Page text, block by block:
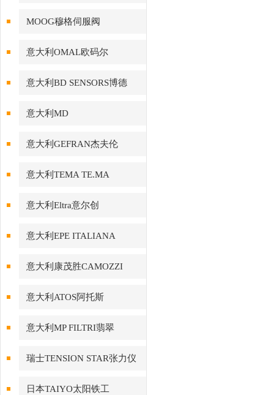
MOOG穆格伺服阀
意大利OMAL欧码尔
意大利BD SENSORS博德
意大利MD
意大利GEFRAN杰夫伦
意大利TEMA TE.MA
意大利Eltra意尔创
意大利EPE ITALIANA
意大利康茂胜CAMOZZI
意大利ATOS阿托斯
意大利MP FILTRI翡翠
瑞士TENSION STAR张力仪
日本TAIYO太阳铁工